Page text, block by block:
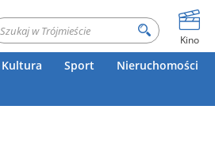
Kino
Kultura Sport Nieruchomości